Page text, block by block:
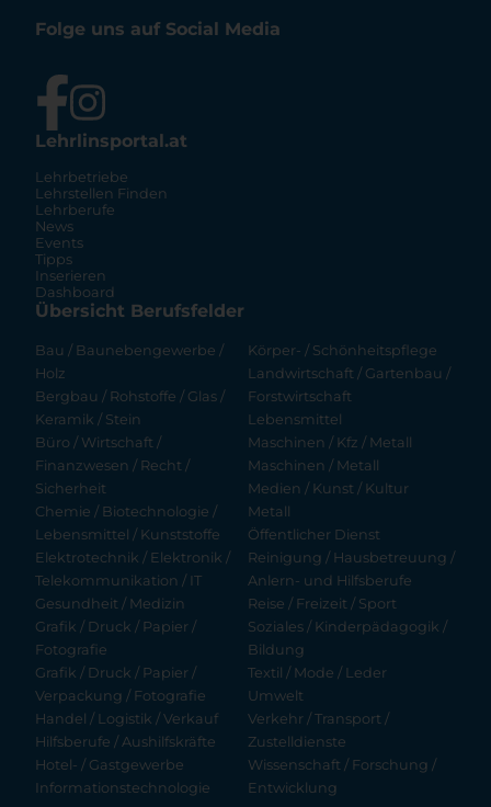
Folge uns auf Social Media
Lehrlinsportal.at
Lehrbetriebe
Lehrstellen Finden
Lehrberufe
News
Events
Tipps
Inserieren
Dashboard
Übersicht Berufsfelder
Bau / Baunebengewerbe /
Holz
Bergbau / Rohstoffe / Glas /
Keramik / Stein
Büro / Wirtschaft /
Finanzwesen / Recht /
Sicherheit
Chemie / Biotechnologie /
Lebensmittel / Kunststoffe
Elektrotechnik / Elektronik /
Telekommunikation / IT
Gesundheit / Medizin
Grafik / Druck / Papier /
Fotografie
Grafik / Druck / Papier /
Verpackung / Fotografie
Handel / Logistik / Verkauf
Hilfsberufe / Aushilfskräfte
Hotel- / Gastgewerbe
Informationstechnologie
Körper- / Schönheitspflege
Landwirtschaft / Gartenbau /
Forstwirtschaft
Lebensmittel
Maschinen / Kfz / Metall
Maschinen / Metall
Medien / Kunst / Kultur
Metall
Öffentlicher Dienst
Reinigung / Hausbetreuung /
Anlern- und Hilfsberufe
Reise / Freizeit / Sport
Soziales / Kinderpädagogik /
Bildung
Textil / Mode / Leder
Umwelt
Verkehr / Transport /
Zustelldienste
Wissenschaft / Forschung /
Entwicklung